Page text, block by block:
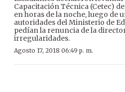
Capacitación Técnica (Cetec)
en horas de la noche, luego de
autoridades del Ministerio de
pedían la renuncia de la
irregularidades.
Agosto 17, 2018 06:49 p. m.